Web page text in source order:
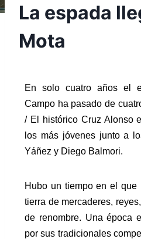
La espada
Mota
En solo cuatro años el
Campo ha pasado de
/ El histórico Cruz Alonso
los más jóvenes junto a
Yáñez y Diego Balmori.
Hubo un tiempo en el que
tierra de mercaderes,
de renombre. Una época
por sus tradicionales